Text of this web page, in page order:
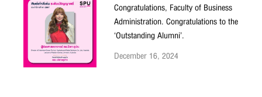
Congratulations, Faculty of Business
Administration. Congratulations to the
‘Outstanding Alumni’.
December 16, 2024